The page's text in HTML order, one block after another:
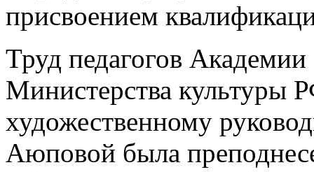
присвоением
Труд педагогов
Министерства культуры
художественному
Аюповой была